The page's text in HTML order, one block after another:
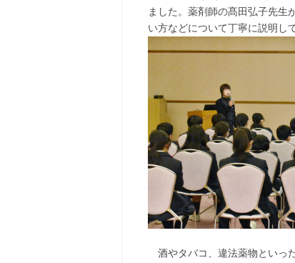
ました。薬剤師の髙田弘子先生
い方などについて丁寧に説明し
酒やタバコ、違法薬物といっ